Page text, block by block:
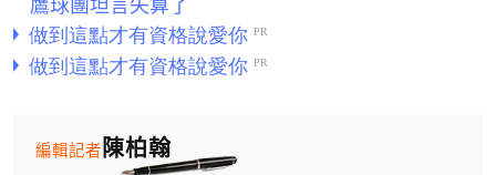
陳柏翰
編輯記者